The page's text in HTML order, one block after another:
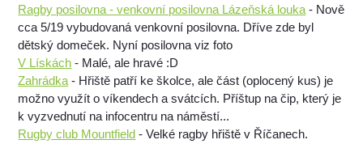
Ragby posilovna - venkovní posilovna Lázeňská louka - Nově
cca 5/19 vybudovaná venkovní posilovna. Dříve zde byl
dětský domeček. Nyní posilovna viz foto
V Lískách - Malé, ale hravé :D
Zahrádka - Hřiště patří ke školce, ale část (oplocený kus) je
možno využít o víkendech a svátcích. Příštup na čip, který je
k vyzvednutí na infocentru na náměstí...
Rugby club Mountfield - Velké ragby hřiště v Říčanech.